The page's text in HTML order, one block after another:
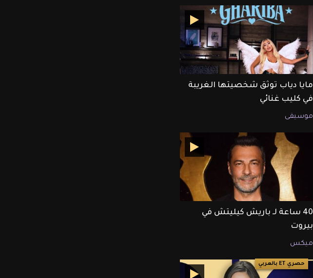
مايا دياب توثق شخصيتها الغريبة
في كليب غنائي
موسيقى
40 ساعة لـ باريش كيليتش في
بيروت
ميكس
حصري ET بالعربي